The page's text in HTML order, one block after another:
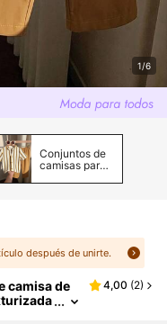
1/6
Conjuntos de
camisas para
después de unirte.
camisa de
4,00 (2)